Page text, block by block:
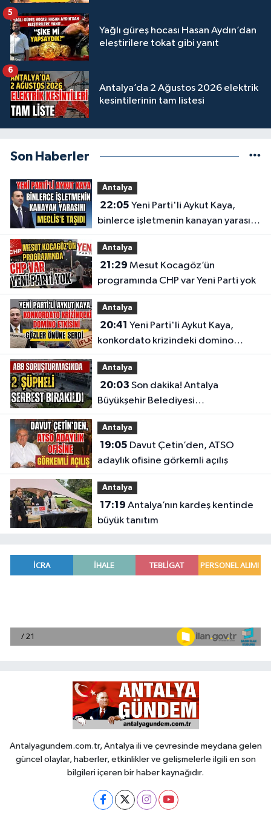
Yağlı güreş hocası Hasan Aydın’dan
eleştirilere tokat gibi yanıt
5
Antalya’da 2 Ağustos 2026 elektrik
kesintilerinin tam listesi
6
Son Haberler
Antalya
22:05
binlerce işletmenin kanayan yarasını
Meclis'e taşıdı
Antalya
21:29
programında CHP var Yeni Parti yok
Antalya
20:41
konkordato krizindeki domino
etkisini gözler önüne serdi
Antalya
20:03
Büyükşehir Belediyesi
soruşturmasında 2 şüpheli serbest
bırakıldı
Antalya
19:05
adaylık ofisine görkemli açılış
Antalya
17:19
büyük tanıtım
Antalyagundem.com.tr, Antalya ili ve çevresinde meydana gelen
güncel olaylar, haberler, etkinlikler ve gelişmelerle ilgili en son
bilgileri içeren bir haber kaynağıdır.